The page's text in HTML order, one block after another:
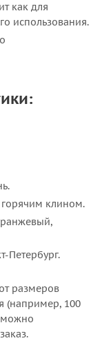
как для
использования.
горячим клином.
Петербург.
размеров
(например, 100